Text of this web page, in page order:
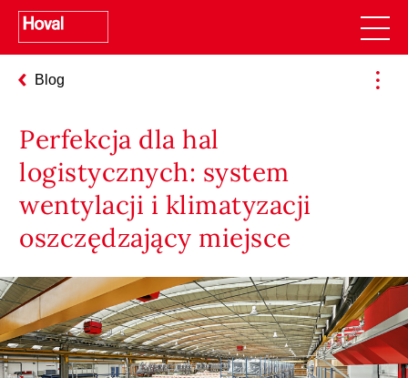
Blog
Perfekcja dla hal
logistycznych: system
wentylacji i klimatyzacji
oszczędzający miejsce